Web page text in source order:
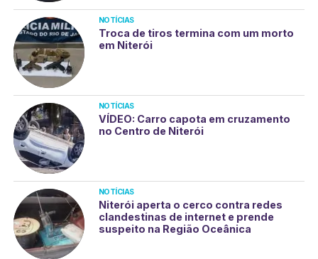
NOTÍCIAS
Troca de tiros termina com um morto
em Niterói
NOTÍCIAS
VÍDEO: Carro capota em cruzamento
no Centro de Niterói
NOTÍCIAS
Niterói aperta o cerco contra redes
clandestinas de internet e prende
suspeito na Região Oceânica